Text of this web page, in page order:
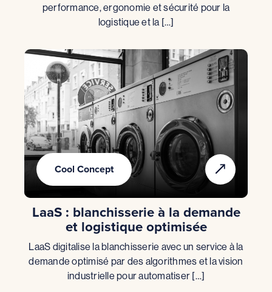
performance, ergonomie et sécurité pour la
logistique et la […]
Cool Concept
LaaS : blanchisserie à la demande
et logistique optimisée
LaaS digitalise la blanchisserie avec un service à la
demande optimisé par des algorithmes et la vision
industrielle pour automatiser […]